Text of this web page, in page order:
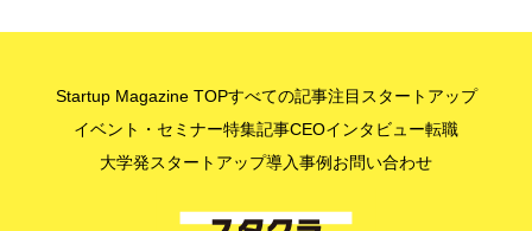
Startup Magazine TOPすべての記事注目スタートアップ
イベント・セミナー特集記事CEOインタビュー転職
大学発スタートアップ導入事例 お問い合わせ